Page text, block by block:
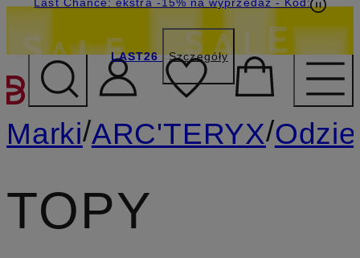
PRZEJDŹ DO GŁÓWNEJ
LAST26 Szczegóły
Marki/ARC'TERYX/
TOPY